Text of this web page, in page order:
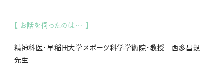
【 お話を伺ったのは… 】
精神科医・早稲田大学スポーツ科学学術院・教授 西多昌規
先生